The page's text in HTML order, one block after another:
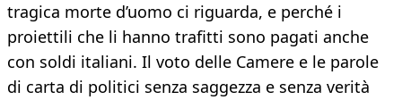
tragica morte d’uomo ci riguarda, e perché i
proiettili che li hanno trafitti sono pagati anche
con soldi italiani. Il voto delle Camere e le parole
di carta di politici senza saggezza e senza verità